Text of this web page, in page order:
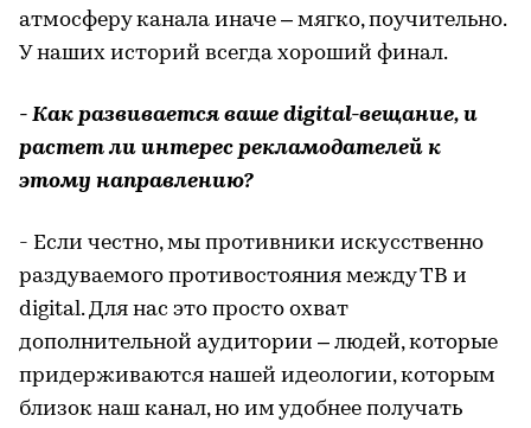
атмосферу канала иначе – мягко, поучительно.
У наших историй всегда хороший финал.
- Как развивается ваше digital-вещание, и
растет ли интерес рекламодателей к
этому направлению?
- Если честно, мы противники искусственно
раздуваемого противостояния между ТВ и
digital. Для нас это просто охват
дополнительной аудитории – людей, которые
придерживаются нашей идеологии, которым
близок наш канал, но им удобнее получать